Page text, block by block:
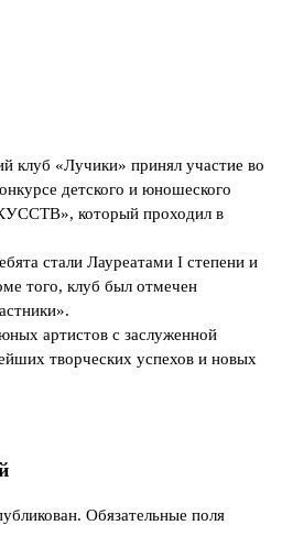
клуб «Лучики» принял участие во
детского и юношеского
который проходил в
стали Лауреатами I степени и
того, клуб был отмечен
артистов с заслуженной
творческих успехов и новых
Обязательные поля